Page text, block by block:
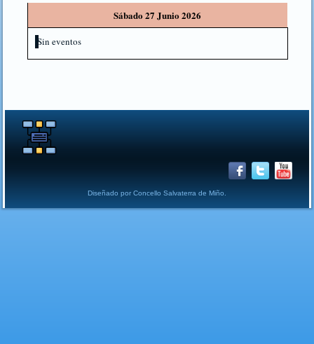
Sábado 27 Junio 2026
Sin eventos
Diseñado por Concello Salvaterra de Miño.